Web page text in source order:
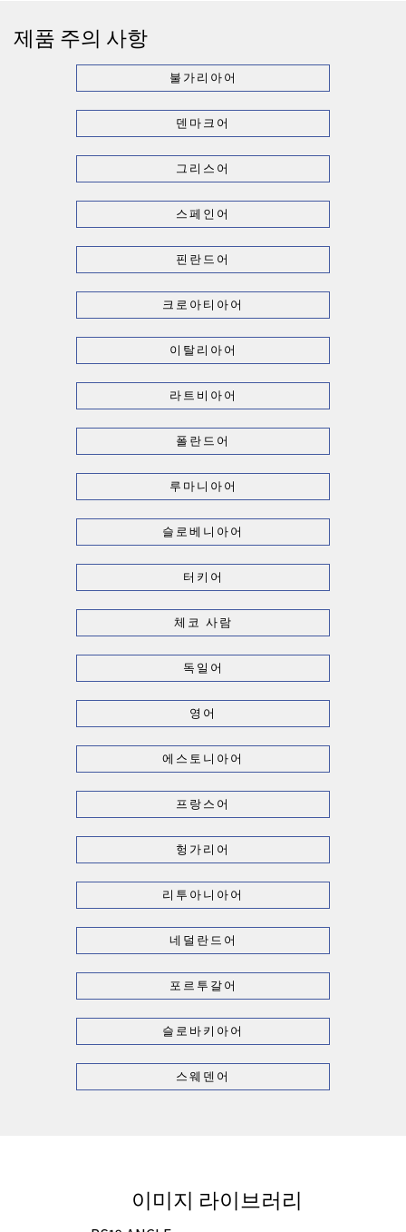
제품 주의 사항
불가리아어
덴마크어
그리스어
스페인어
핀란드어
크로아티아어
이탈리아어
라트비아어
폴란드어
루마니아어
슬로베니아어
터키어
체코 사람
독일어
영어
에스토니아어
프랑스어
헝가리어
리투아니아어
네덜란드어
포르투갈어
슬로바키아어
스웨덴어
이미지 라이브러리